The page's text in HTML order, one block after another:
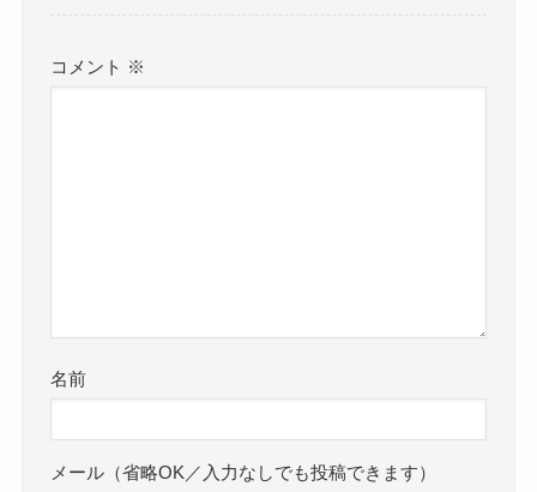
コメント ※
名前
メール（省略OK／入力なしでも投稿できます）